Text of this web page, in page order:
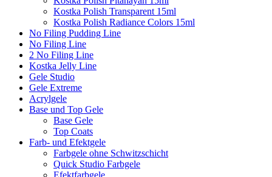
Kostka Polish Transparent 15ml
Kostka Polish Radiance Colors 15ml
No Filing Pudding Line
No Filing Line
2 No Filing Line
Kostka Jelly Line
Gele Studio
Gele Extreme
Acrylgele
Base und Top Gele
Base Gele
Top Coats
Farb- und Efektgele
Farbgele ohne Schwitzschicht
Quick Studio Farbgele
Efektfarbgele